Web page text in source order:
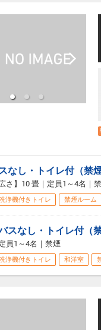
なし・トイレ付（禁煙
広さ】10 畳 ｜ 定員1～4名 ｜
浄機付きトイレ 禁煙ルーム
スなし・トイレ付（禁
員1～4名 ｜ 禁煙
浄機付きトイレ 和洋室